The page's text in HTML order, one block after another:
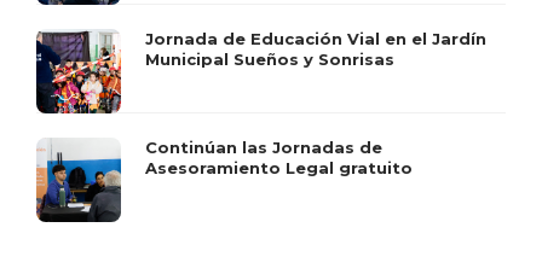
Jornada de Educación Vial en el Jardín
Municipal Sueños y Sonrisas
Continúan las Jornadas de
Asesoramiento Legal gratuito